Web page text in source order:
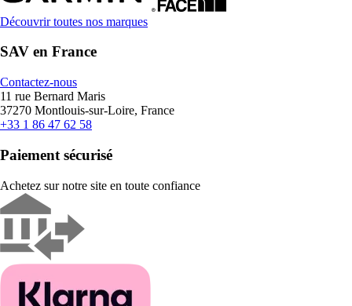
Découvrir toutes nos marques
SAV en France
Contactez-nous
11 rue Bernard Maris
37270 Montlouis-sur-Loire, France
+33 1 86 47 62 58
Paiement sécurisé
Achetez sur notre site en toute confiance